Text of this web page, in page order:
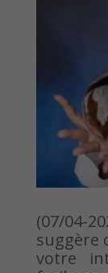
(07/04-
suggère
votre